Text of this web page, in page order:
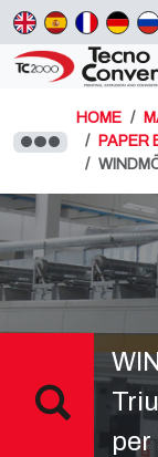
HOME
PAPER